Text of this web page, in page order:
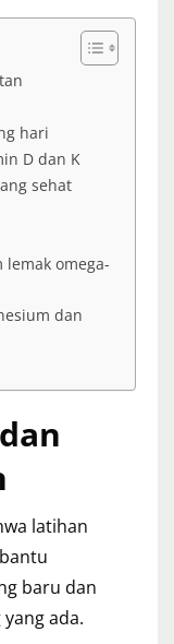
hari
D dan K
sehat
lemak omega-
dan
latihan
baru dan
ada.